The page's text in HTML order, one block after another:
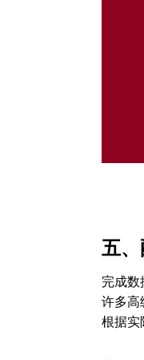
五
完成
许多高
根据实